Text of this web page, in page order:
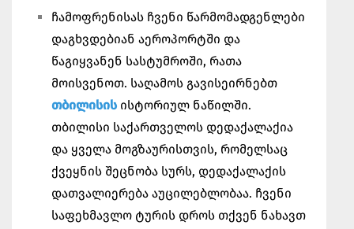
ჩამოფრენისას ჩვენი წარმომადგენლები
დაგხვდებიან აეროპორტში და
წაგიყვანენ სასტუმროში, რათა
მოისვენოთ. საღამოს გავისეირნებთ
თბილისის ისტორიულ ნაწილში.
თბილისი საქართველოს დედაქალაქია
და ყველა მოგზაურისთვის, რომელსაც
ქვეყნის შეცნობა სურს, დედაქალაქის
დათვალიერება აუცილებლობაა. ჩვენი
საფეხმავლო ტურის დროს თქვენ ნახავთ